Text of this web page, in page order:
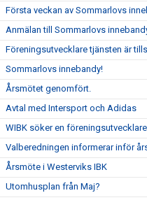
Första veckan av Sommarlovs
Anmälan till Sommarlovs
Föreningsutvecklare tjänsten är
Sommarlovs innebandy!
Årsmötet genomfört.
Avtal med Intersport och Adidas
WIBK söker en föreningsutvecklare
Valberedningen informerar inför
Årsmöte i Westerviks IBK
Utomhusplan från Maj?